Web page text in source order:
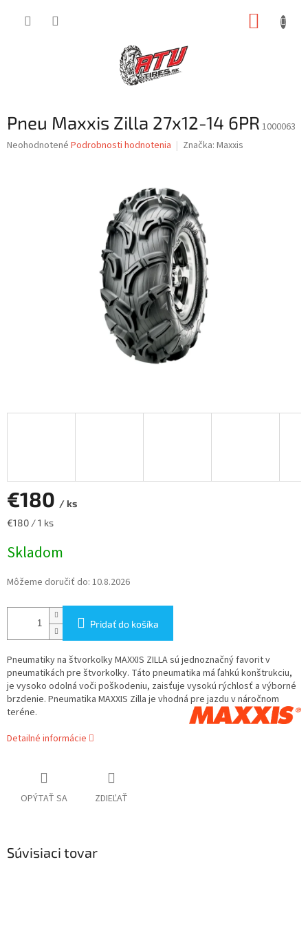
Pneu Maxxis Zilla 27x12-14 6PR 1000063
Priemerné
Neohodnotené Podrobnosti hodnotenia Značka: Maxxis
€180 / ks
Jednotková
€180 / 1 ks
Skladom
Môžeme doručiť do: 10.8.2026
Pridať do košíka
Pneumatiky na štvorkolky MAXXIS ZILLA sú jednoznačný favorit v
pneumatikách pre štvorkolky. Táto pneumatika má ľahkú konštrukciu,
je vysoko odolná voči poškodeniu, zaisťuje vysokú rýchlosť a výborné
brzdenie. Pneumatika MAXXIS Zilla je vhodná pre jazdu v náročnom
teréne.
Detailné informácie
OPÝTAŤ SA ZDIEĽAŤ
Súvisiaci tovar